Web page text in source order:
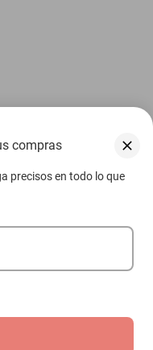
compras
precisos en todo lo que